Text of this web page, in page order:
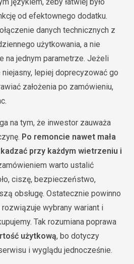
od efektownego dodatku.
danych technicznych z
użytkowania, a nie
na jednym parametrze. Jeżeli
lepiej doprecyzować go
założenia po zamówieniu,
na tym, że inwestor zauważa
Po remoncie nawet mała
przy każdym wietrzeniu i
warto ustalić
ciszę, bezpieczeństwo,
obsługę. Ostatecznie powinno
wybrany wariant i
Tak rozumiana poprawa
użytkową, bo dotyczy
i wyglądu jednocześnie.